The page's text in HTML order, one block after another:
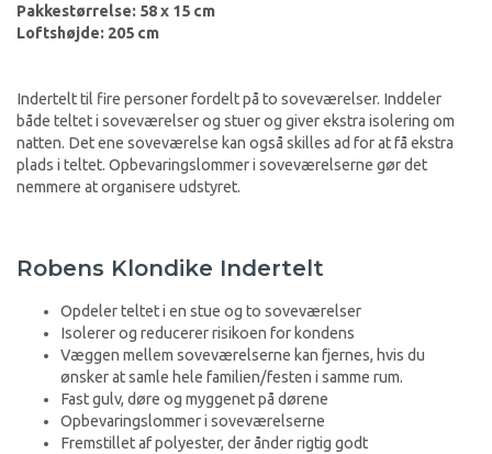
Pakkestørrelse: 58 x 15 cm
Loftshøjde: 205 cm
Indertelt til fire personer fordelt på to soveværelser. Inddeler
både teltet i soveværelser og stuer og giver ekstra isolering om
natten. Det ene soveværelse kan også skilles ad for at få ekstra
plads i teltet. Opbevaringslommer i soveværelserne gør det
nemmere at organisere udstyret.
Robens Klondike Indertelt
Opdeler teltet i en stue og to soveværelser
Isolerer og reducerer risikoen for kondens
Væggen mellem soveværelserne kan fjernes, hvis du
ønsker at samle hele familien/festen i samme rum.
Fast gulv, døre og myggenet på dørene
Opbevaringslommer i soveværelserne
Fremstillet af polyester, der ånder rigtig godt